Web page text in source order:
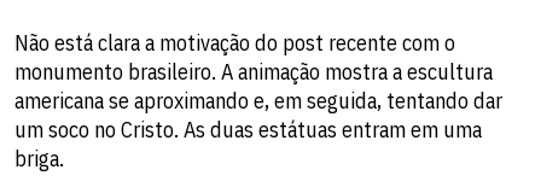
Não está clara a motivação do post recente com o
monumento brasileiro. A animação mostra a escultura
americana se aproximando e, em seguida, tentando dar
um soco no Cristo. As duas estátuas entram em uma
briga.